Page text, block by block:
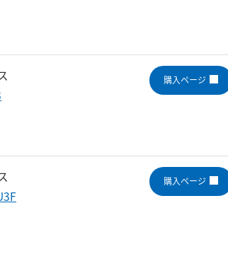
購入ページ
購入ページ